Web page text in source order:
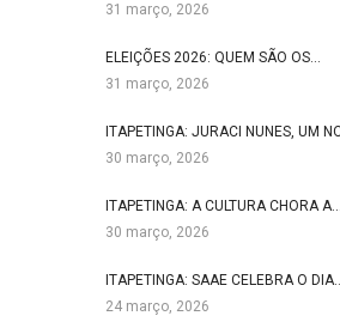
31 março, 2026
ELEIÇÕES 2026: QUEM SÃO OS…
31 março, 2026
ITAPETINGA: JURACI NUNES, UM
30 março, 2026
ITAPETINGA: A CULTURA CHORA A…
30 março, 2026
ITAPETINGA: SAAE CELEBRA O
24 março, 2026